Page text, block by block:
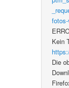
Kein
Die